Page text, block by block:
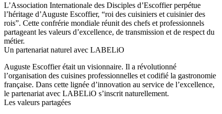
L’Association Internationale des Disciples d’Escoffier perpétue
l’héritage d’Auguste Escoffier, “roi des cuisiniers et cuisinier des
rois”. Cette confrérie mondiale réunit des chefs et professionnels
partageant les valeurs d’excellence, de transmission et de respect du
métier.
Un partenariat naturel avec LABELiO
Auguste Escoffier était un visionnaire. Il a révolutionné
l’organisation des cuisines professionnelles et codifié la gastronomie
française. Dans cette lignée d’innovation au service de l’excellence,
le partenariat avec LABELiO s’inscrit naturellement.
Les valeurs partagées